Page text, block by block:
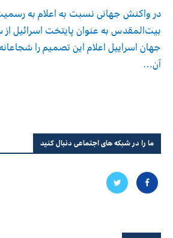
در واکنش جهانی نسبت به اعلام به
بیت‌المقدس به عنوان پایتخت اسرائیل
جهان اسراییل اعلام این تصمیم را
آن…
ما را در شبکه های اجتماعی دنبال کنید